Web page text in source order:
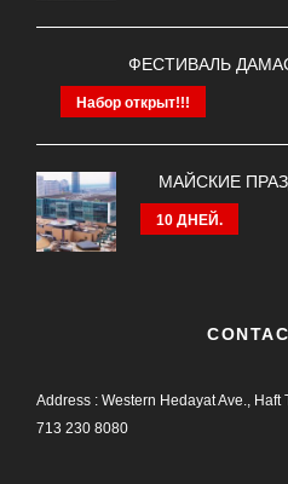
ФЕСТИВАЛЬ
Набор открыт!!!
МАЙСКИЕ
10 ДНЕЙ.
Address : Western Hedayat Ave., Haft
713 230 8080